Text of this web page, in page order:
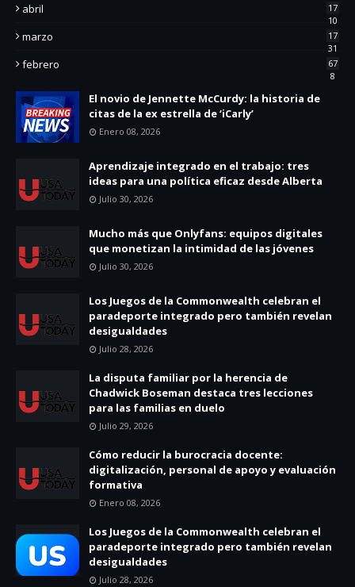
abril
17
10
marzo
17
31
febrero
67
8
El novio de Jennette McCurdy: la historia de
citas de la ex estrella de ‘iCarly’
Enero 08, 2026
Aprendizaje integrado en el trabajo: tres
ideas para una política eficaz desde Alberta
Julio 30, 2026
Mucho más que Onlyfans: equipos digitales
que monetizan la intimidad de las jóvenes
Julio 30, 2026
Los Juegos de la Commonwealth celebran el
paradeporte integrado pero también revelan
desigualdades
Julio 28, 2026
La disputa familiar por la herencia de
Chadwick Boseman destaca tres lecciones
para las familias en duelo
Julio 29, 2026
Cómo reducir la burocracia docente:
digitalización, personal de apoyo y evaluación
formativa
Enero 08, 2026
Los Juegos de la Commonwealth celebran el
paradeporte integrado pero también revelan
desigualdades
Julio 28, 2026